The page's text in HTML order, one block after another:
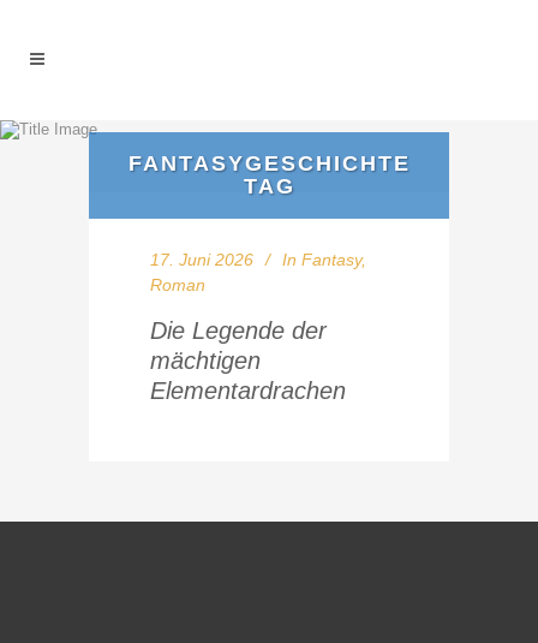
FANTASYGESCHICHTE
TAG
17. Juni 2026 In Fantasy,
Roman
Die Legende der
mächtigen
Elementardrachen